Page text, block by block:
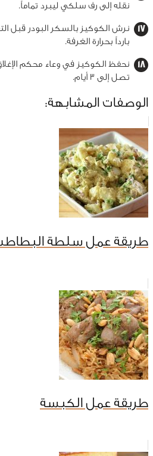
نقله إلى رف سلكي ليبرد تماماً.
نرش الكوكيز بالسكر البودر قبل
بارداً بحرارة الغرفة.
نحفظ الكوكيز في وعاء محكم
تصل إلى 3 أيام.
الوصفات المشابهة:
طريقة عمل سلطة
طريقة عمل الكبسة